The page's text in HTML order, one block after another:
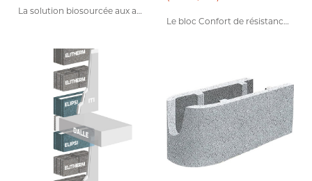
Pose maçonnée
Type de projet
Bâtiment collectif
Bâtiment tertiaire
La solution biosourcée aux arguments…
Le bloc Confort de résistance…